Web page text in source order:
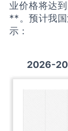
业价格将达
**。预计我
示：
2026-